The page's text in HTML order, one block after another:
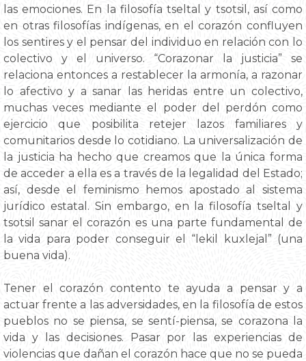
las emociones. En la filosofía tseltal y tsotsil, así como
en otras filosofías indígenas, en el corazón confluyen
los sentires y el pensar del individuo en relación con lo
colectivo y el universo. “Corazonar la justicia” se
relaciona entonces a restablecer la armonía, a razonar
lo afectivo y a sanar las heridas entre un colectivo,
muchas veces mediante el poder del perdón como
ejercicio que posibilita retejer lazos familiares y
comunitarios desde lo cotidiano. La universalización de
la justicia ha hecho que creamos que la única forma
de acceder a ella es a través de la legalidad del Estado;
así, desde el feminismo hemos apostado al sistema
jurídico estatal. Sin embargo, en la filosofía tseltal y
tsotsil sanar el corazón es una parte fundamental de
la vida para poder conseguir el “lekil kuxlejal” (una
buena vida).
Tener el corazón contento te ayuda a pensar y a
actuar frente a las adversidades, en la filosofía de estos
pueblos no se piensa, se sentí-piensa, se corazona la
vida y las decisiones. Pasar por las experiencias de
violencias que dañan el corazón hace que no se pueda